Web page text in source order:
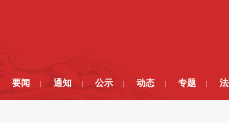
要闻 通知 公示 动态 专题